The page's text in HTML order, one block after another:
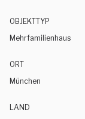
OBJEKTTYP
Mehrfamilienhaus
ORT
München
LAND